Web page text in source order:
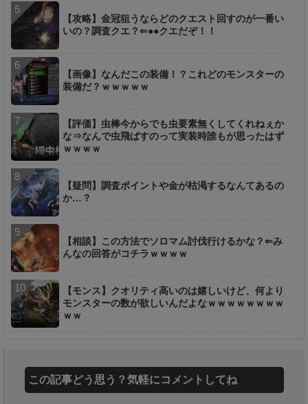
【攻略】金冠狙うならどのクエスト回すのが一番い
いの？調査クエ？⇐●●クエだぞ！！
【画像】なんだこの装備！？これどのモンスターの
装備だ？ｗｗｗｗｗ
【評価】虫棒今からでも虫要素無くしてくれねぇか
な⇒なんで虫飛ばすのって実装時誰もが思ったはず
ｗｗｗｗ
【疑問】調査ポイントや金が枯渇するなんてあるの
か…？
【相談】この方法でソロマム討伐行けるかな？⇐み
んなの回答がコチラｗｗｗｗ
【モンス】クオリティ高いのは嬉しいけど、何より
モンスターの数が欲しいんだよなｗｗｗｗｗｗｗｗ
ｗｗ
この記事どう思う？気軽にコメントしてね